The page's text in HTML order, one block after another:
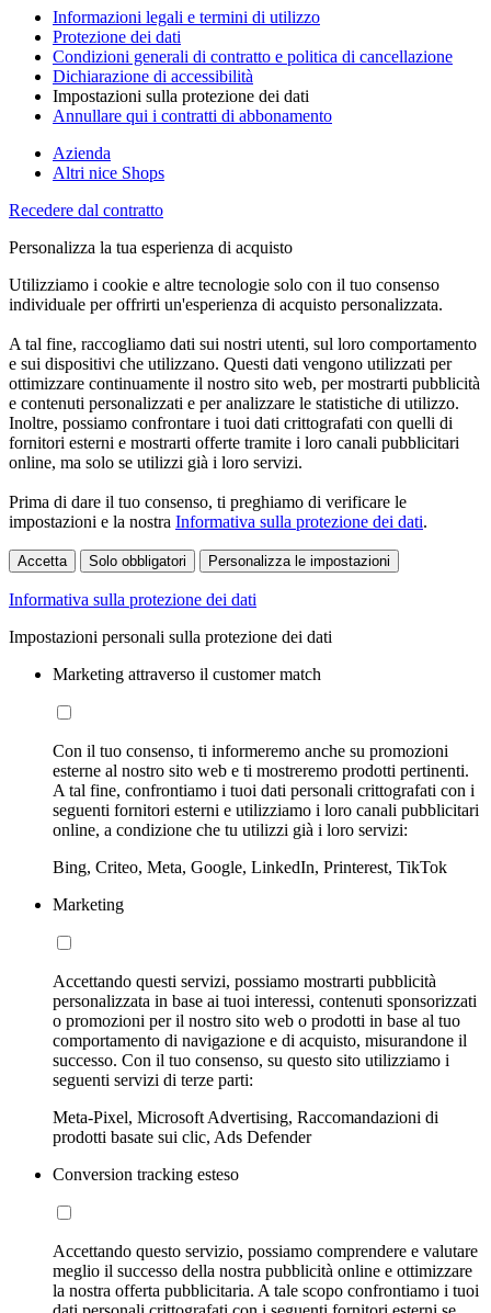
Informazioni legali e termini di utilizzo
Protezione dei dati
Condizioni generali di contratto e politica di cancellazione
Dichiarazione di accessibilità
Impostazioni sulla protezione dei dati
Annullare qui i contratti di abbonamento
Azienda
Altri nice Shops
Recedere dal contratto
Personalizza la tua esperienza di acquisto
Utilizziamo i cookie e altre tecnologie solo con il tuo consenso
individuale per offrirti un'esperienza di acquisto personalizzata.
A tal fine, raccogliamo dati sui nostri utenti, sul loro comportamento
e sui dispositivi che utilizzano. Questi dati vengono utilizzati per
ottimizzare continuamente il nostro sito web, per mostrarti pubblicità
e contenuti personalizzati e per analizzare le statistiche di utilizzo.
Inoltre, possiamo confrontare i tuoi dati crittografati con quelli di
fornitori esterni e mostrarti offerte tramite i loro canali pubblicitari
online, ma solo se utilizzi già i loro servizi.
Prima di dare il tuo consenso, ti preghiamo di verificare le
impostazioni e la nostra Informativa sulla protezione dei dati.
Accetta Solo obbligatori Personalizza le impostazioni
Informativa sulla protezione dei dati
Impostazioni personali sulla protezione dei dati
Marketing attraverso il customer match
Con il tuo consenso, ti informeremo anche su promozioni
esterne al nostro sito web e ti mostreremo prodotti pertinenti.
A tal fine, confrontiamo i tuoi dati personali crittografati con i
seguenti fornitori esterni e utilizziamo i loro canali pubblicitari
online, a condizione che tu utilizzi già i loro servizi:
Bing, Criteo, Meta, Google, LinkedIn, Printerest, TikTok
Marketing
Accettando questi servizi, possiamo mostrarti pubblicità
personalizzata in base ai tuoi interessi, contenuti sponsorizzati
o promozioni per il nostro sito web o prodotti in base al tuo
comportamento di navigazione e di acquisto, misurandone il
successo. Con il tuo consenso, su questo sito utilizziamo i
seguenti servizi di terze parti:
Meta-Pixel, Microsoft Advertising, Raccomandazioni di
prodotti basate sui clic, Ads Defender
Conversion tracking esteso
Accettando questo servizio, possiamo comprendere e valutare
meglio il successo della nostra pubblicità online e ottimizzare
la nostra offerta pubblicitaria. A tale scopo confrontiamo i tuoi